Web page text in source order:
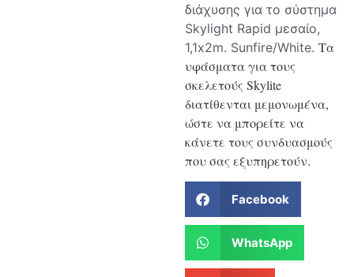
διάχυσης για το σύστημα
Skylight Rapid μεσαίο,
1,1x2m. Sunfire/White. Τα
υφάσματα για τους
σκελετούς Skylite
διατίθενται μεμονωμένα,
ώστε να μπορείτε να
κάνετε τους συνδυασμούς
που σας εξυπηρετούν.
Facebook
WhatsApp